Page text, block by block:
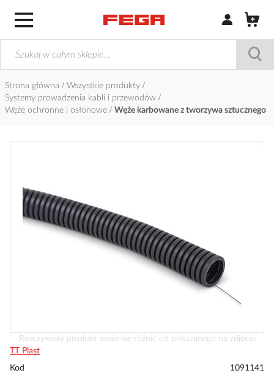
Zaloguj się /
Strona główna
Wszystkie produkty
Systemy prowadzenia kabli i przewodów
Węże ochronne i osłonowe
Węże karbowane z tworzywa sztucznego
Przejdź
na
początek
Rzeczywisty produkt może się różnić od pokazanego na zdjęciu
TT Plast
Kod
1091141